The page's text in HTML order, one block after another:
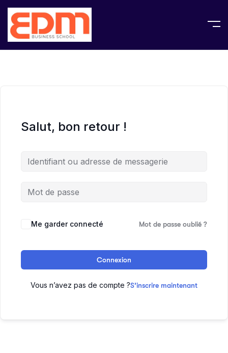
Salut, bon retour !
Me garder connecté Mot de passe oublié ?
Connexion
Vous n’avez pas de compte ?S’inscrire maintenant